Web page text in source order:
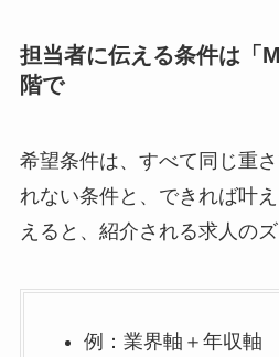
担当者に伝える条件は「
階で
希望条件は、すべて同じ重
れない条件と、できれば叶
えると、紹介される求人のズ
例：業界軸＋年収軸